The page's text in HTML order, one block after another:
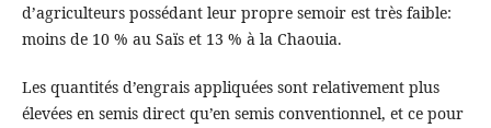
d’agriculteurs possédant leur propre semoir est très faible:
moins de 10 % au Saïs et 13 % à la Chaouia.
Les quantités d’engrais appliquées sont relativement plus
élevées en semis direct qu’en semis conventionnel, et ce pour